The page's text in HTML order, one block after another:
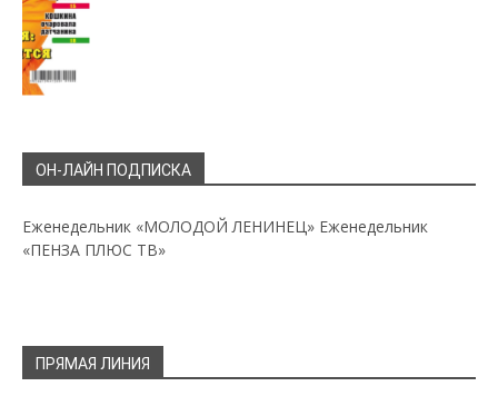
ОН-ЛАЙН ПОДПИСКА
Еженедельник «МОЛОДОЙ ЛЕНИНЕЦ» Еженедельник
«ПЕНЗА ПЛЮС ТВ»
ПРЯМАЯ ЛИНИЯ